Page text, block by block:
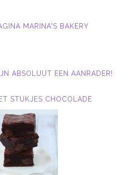
MARINA'S BAKERY
ABSOLUUT EEN AANRADER!
STUKJES CHOCOLADE